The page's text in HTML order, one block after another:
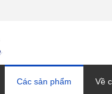
Các sản phẩm Về